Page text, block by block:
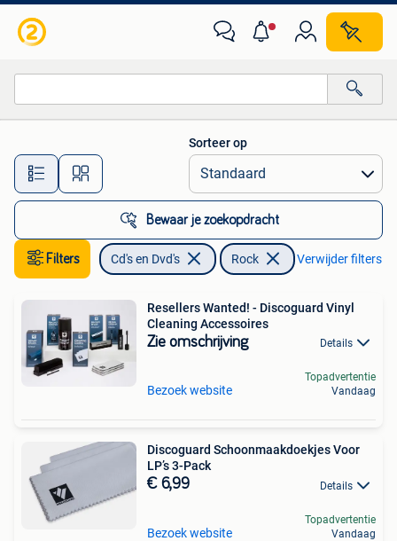
Alle afstanden…
Sorteer op
Bewaar je zoekopdracht
Filters Cd's en Dvd's Rock Verwijder filters
Resellers Wanted! - Discoguard Vinyl
Cleaning Accessoires
Zie omschrijving Details
Bezoek website
Topadvertentie
Vandaag
Discoguard Schoonmaakdoekjes Voor
LP’s 3-Pack
€ 6,99 Details
Bezoek website
Topadvertentie
Vandaag